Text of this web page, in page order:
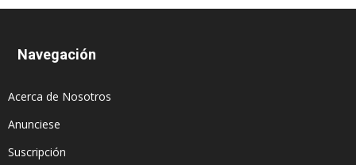
Navegación
Acerca de Nosotros
Anunciese
Suscripción